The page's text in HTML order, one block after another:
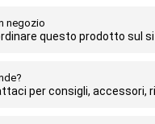
negozio
questo prodotto sul
per consigli, accessori,